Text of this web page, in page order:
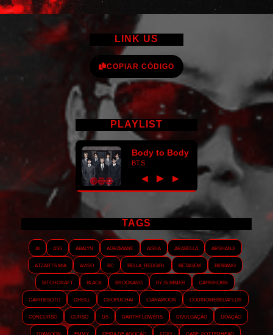
LINK US
COPIAR CÓDIGO
PLAYLIST
Body to Body
BTS
◀ ► ▶
TAGS
AI ASS Abalyn Agraviane Aisha Arabella
Arshanji
Atzarts Mia
Aviso BC Bella_RedGirl Betagem
Bigbang
Bitchcraft
Black Brookang By.summer
Caprihorn
Carriesoto
Cheill Chopuchai Cianamoon
Codinomebeijaflor
Concurso
Curso DS Darthflowers Divulgação
Doação
Dyamoon
Emmy Feira de adoção Foxy Gabe_Potterhead